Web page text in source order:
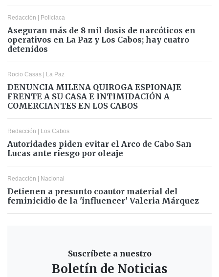
Redacción | Policiaca
Aseguran más de 8 mil dosis de narcóticos en
operativos en La Paz y Los Cabos; hay cuatro
detenidos
Rocio Casas | La Paz
DENUNCIA MILENA QUIROGA ESPIONAJE
FRENTE A SU CASA E INTIMIDACIÓN A
COMERCIANTES EN LOS CABOS
Redacción | Los Cabos
Autoridades piden evitar el Arco de Cabo San
Lucas ante riesgo por oleaje
Redacción | Nacional
Detienen a presunto coautor material del
feminicidio de la 'influencer' Valeria Márquez
Suscríbete a nuestro
Boletín de Noticias